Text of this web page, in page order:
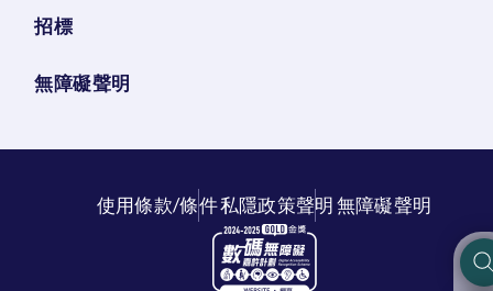
招標
無障礙聲明
使用條款/條件私隱政策聲明無障礙聲明